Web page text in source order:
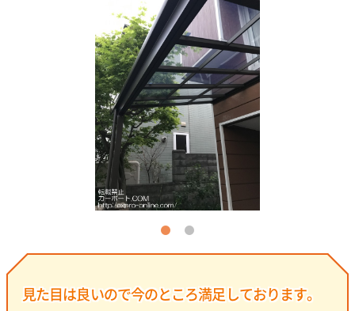
見た目は良いので今のところ満足しております。